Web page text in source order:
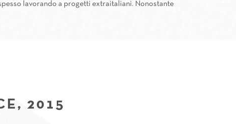
lavorando a progetti extraitaliani. Nonostante
2015